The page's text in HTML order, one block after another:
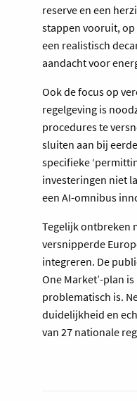
reserve en een
stappen vooruit,
een realistisch
aandacht voor
Ook de focus op
regelgeving is
procedures te
sluiten aan bij
specifieke
investeringen niet
een AI-omnibus
Tegelijk ontbreken
versnipperde
integreren. De
One Market’-plan
problematisch is.
duidelijkheid en
van 27 nationale